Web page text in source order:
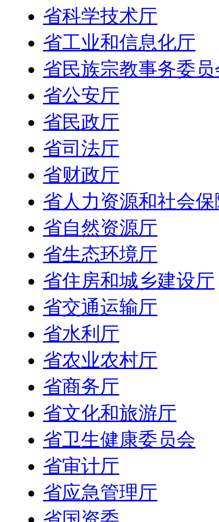
省科学技术厅
省工业和信息化厅
省民族宗教事务委员
省公安厅
省民政厅
省司法厅
省财政厅
省人力资源和社会
省自然资源厅
省生态环境厅
省住房和城乡建设厅
省交通运输厅
省水利厅
省农业农村厅
省商务厅
省文化和旅游厅
省卫生健康委员会
省审计厅
省应急管理厅